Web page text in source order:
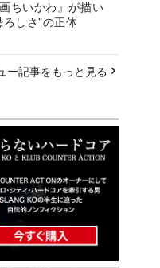
画ちいかわ』が描い
ろしさ”の正体
ー記事をもっと見る